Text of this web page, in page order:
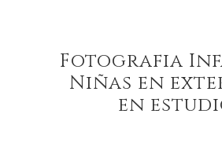
Fotografia
Niñas en
en